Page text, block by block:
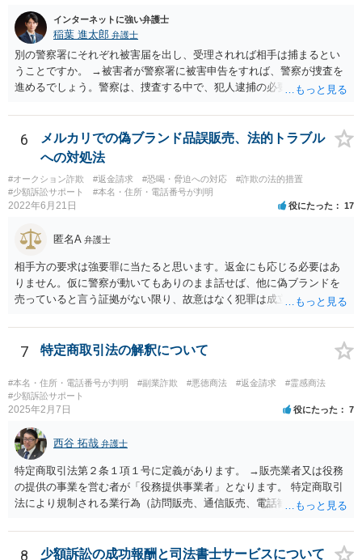
ばいいだけの話だと思いますし、残っていないのであれば、第三者に
送金をされたか、引き出されたどちらかだと思います。第三者に送金
をされてしまっているのであれば、その資金を送金先に返金を求める
などの措置を講じる必要があるのではないでしょうか。
インターネットに強い弁護士
稲葉 進太郎 弁護士
別の警察署にそれぞれ被害届を出し、受理されれば相手は捕まるとい
うことですか。 →被害者が警察署に被害申告をすれば、警察が捜査を
進めるでしょう。警察は、捜査する中で、犯人逮捕の必要と理由があ
進行するでしょう。捜査の結果、検察官において起訴の必要があると
判断されれば、起訴されて公判となり、裁判官において有罪と判断さ
れれば有罪判決となるでしょう。捜査の結果、検察官において起訴の
う。
6
メルカリでの偽ブランド品誤販売、法的トラブル
への対処法
#オークション詐欺 #返金請求 #恐喝・脅迫への対応
#詐欺の法的措置
#少額訴訟サポート
#本名・住所・電話番号が判明
2022年6月21日 役にたった 17
匿名A 弁護士
相手方の要求は強要罪に当たると思います。返金にも応じる必要はあ
りません。仮に警察が動いてもありのまま話せば、他に偽ブランドを
売っていると言う証拠がない限り、故意はなく犯罪は成立しないと判
す。本当にブランド品がほしくて損したと思うだけなら元の金額の返
金しか求めないはずですし、靴の機能性に問題がないなら「ブランド
7 特定商取引法の解釈について
#本名・住所・電話番号が判明 #副業詐欺 #悪徳商法 #返金請求
#霊感商法
#少額訴訟サポート
2025年2月7日 役にたった 7
西谷 拓哉 弁護士
特定商取引法第２条１項１号に定義があります。 →販売業者又は役務
の提供の事業を営む者が「役務提供事業者」となります。 特定商取引
法により規制される業行為（訪問販売、通信販売、電話勧誘販売な
を守る必要があります。
8 少額訴訟の成功報酬と司法書士サービスについて